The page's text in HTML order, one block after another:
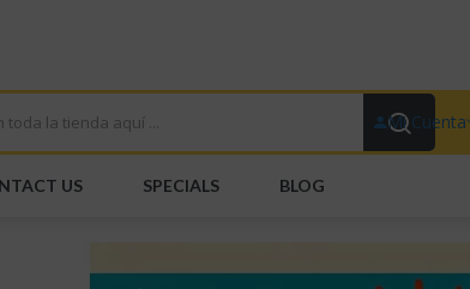
Mi Cuenta
US SPECIALS BLOG